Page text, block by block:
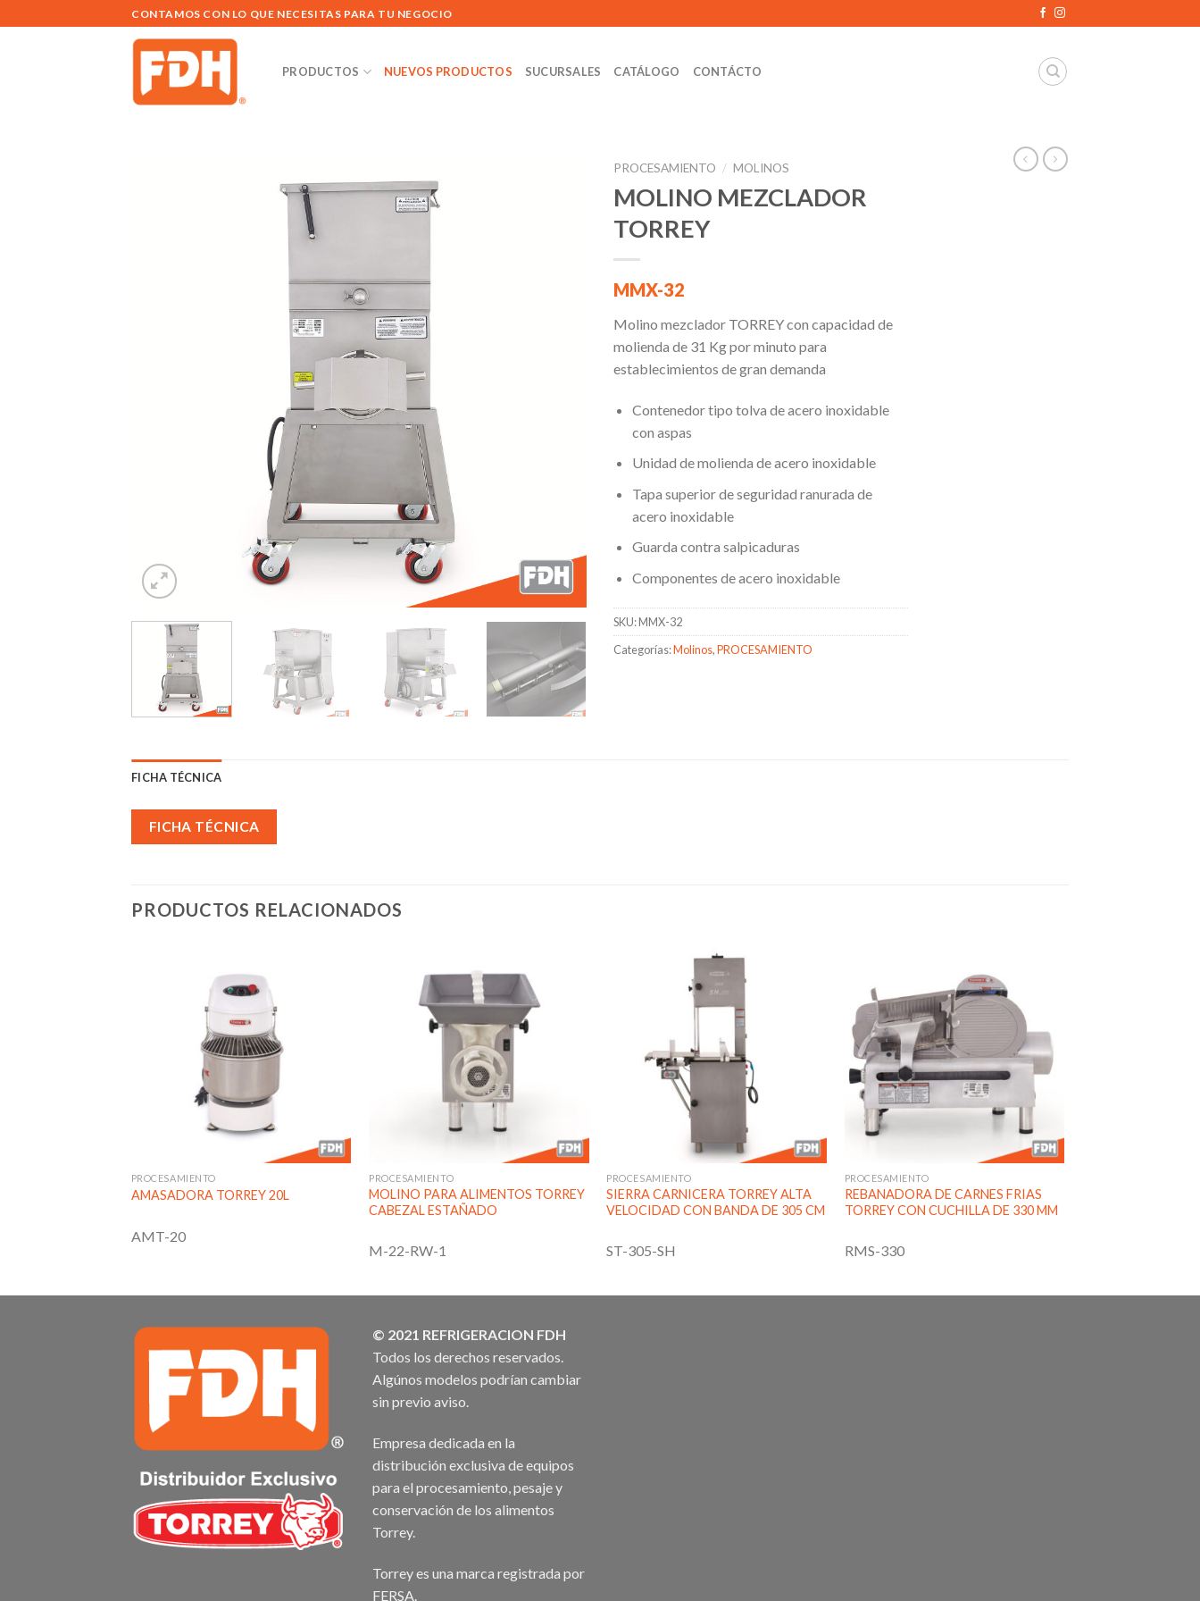
al
CONTAMOS CON LO QUE NECESITAS PARA TU NEGOCIO
PRODUCTOS NUEVOS PRODUCTOS SUCURSALES CATÁLOGO CONTÁCTO
PROCESAMIENTO / MOLINOS
MOLINO MEZCLADOR
TORREY
MMX-32
Molino mezclador TORREY con capacidad de
molienda de 31 Kg por minuto para
establecimientos de gran demanda
Contenedor tipo tolva de acero inoxidable
con aspas
Unidad de molienda de acero inoxidable
Tapa superior de seguridad ranurada de
acero inoxidable
Guarda contra salpicaduras
Componentes de acero inoxidable
SKU:MMX-32
Categorías:Molinos,PROCESAMIENTO
FICHA TÉCNICA
FICHA TÉCNICA
PRODUCTOS RELACIONADOS
PROCESAMIENTO
AMASADORA TORREY 20L
AMT-20
PROCESAMIENTO
MOLINO PARA ALIMENTOS TORREY
CABEZAL ESTAÑADO
M-22-RW-1
PROCESAMIENTO
SIERRA CARNICERA TORREY ALTA
VELOCIDAD CON BANDA DE 305 CM
ST-305-SH
Añadir
a la
lista de
deseos
PROCESAMIENTO
REBANADORA DE CARNES FRIAS
TORREY CON CUCHILLA DE 330 MM
RMS-330
© 2021 REFRIGERACION FDH
Todos los derechos reservados.
Algúnos modelos podrían cambiar
sin previo aviso.
Empresa dedicada en la
distribución exclusiva de equipos
para el procesamiento, pesaje y
conservación de los alimentos
Torrey.
Torrey es una marca registrada por
FERSA.